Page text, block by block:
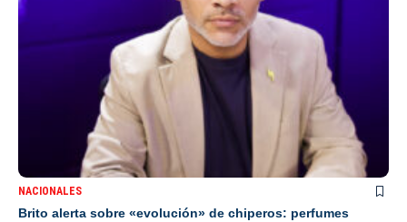
NACIONALES
Brito alerta sobre «evolución» de chiperos: perfumes